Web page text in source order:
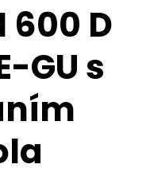
600 D
GU s